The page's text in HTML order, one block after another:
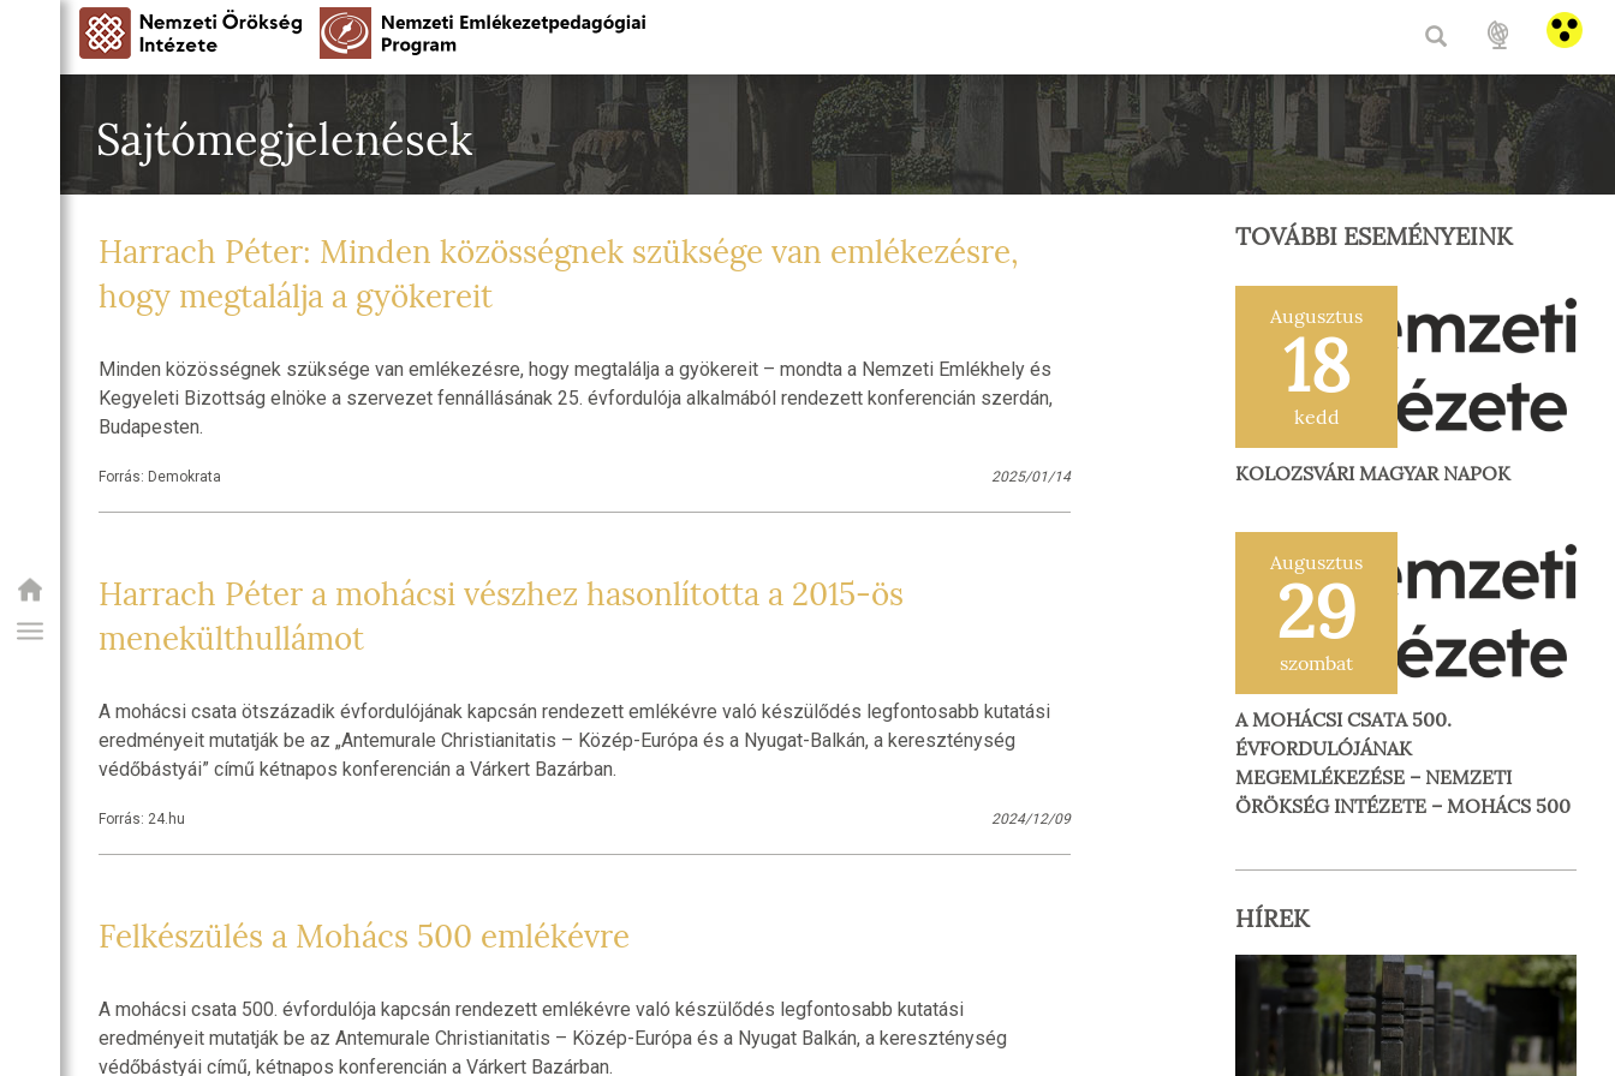
HU /
Sajtómegjelenések
Harrach Péter: Minden közösségnek szüksége van emlékezésre,
hogy megtalálja a gyökereit
Minden közösségnek szüksége van emlékezésre, hogy megtalálja a gyökereit – mondta a Nemzeti Emlékhely és
Kegyeleti Bizottság elnöke a szervezet fennállásának 25. évfordulója alkalmából rendezett konferencián szerdán,
Budapesten.
Forrás: Demokrata 2025/01/14
Harrach Péter a mohácsi vészhez hasonlította a 2015-ös
menekülthullámot
A mohácsi csata ötszázadik évfordulójának kapcsán rendezett emlékévre való készülődés legfontosabb kutatási
eredményeit mutatják be az „Antemurale Christianitatis – Közép-Európa és a Nyugat-Balkán, a kereszténység
védőbástyái” című kétnapos konferencián a Várkert Bazárban.
Forrás: 24.hu 2024/12/09
Felkészülés a Mohács 500 emlékévre
A mohácsi csata 500. évfordulója kapcsán rendezett emlékévre való készülődés legfontosabb kutatási
eredményeit mutatják be az Antemurale Christianitatis – Közép-Európa és a Nyugat Balkán, a kereszténység
védőbástyái című, kétnapos konferencián a Várkert Bazárban.
TOVÁBBI ESEMÉNYEINK
Augusztus
18
kedd
KOLOZSVÁRI MAGYAR NAPOK
Augusztus
29
szombat
A MOHÁCSI CSATA 500.
ÉVFORDULÓJÁNAK
MEGEMLÉKEZÉSE – NEMZETI
ÖRÖKSÉG INTÉZETE – MOHÁCS 500
HÍREK